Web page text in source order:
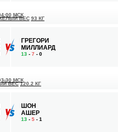
МСК
ВЕС 93 КГ
ГРЕГОРИ
МИЛЛИАРД
13 - 7 - 0
МСК
ВЕС 120.2 КГ
ШОН
АШЕР
13 - 5 - 1